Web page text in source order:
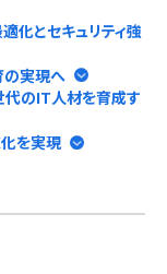
化とセキュリティ強
の実現へ
のIT人材を育成す
を実現